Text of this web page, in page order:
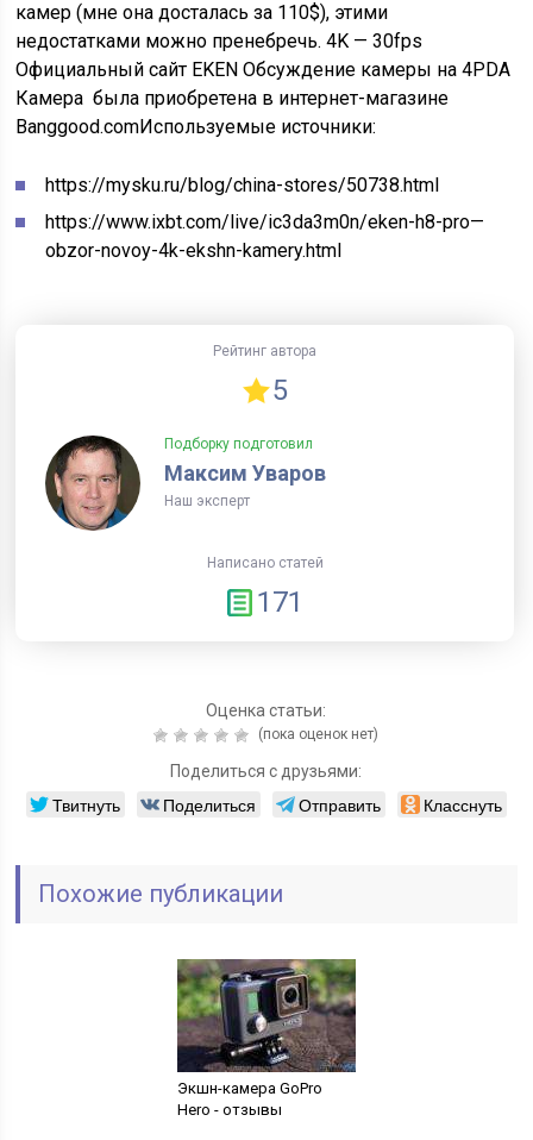
камер (мне она досталась за 110$), этими
недостатками можно пренебречь. 4K — 30fps
Официальный сайт EKEN Обсуждение камеры на 4PDA
Камера была приобретена в интернет-магазине
Banggood.comИспользуемые источники:
https://mysku.ru/blog/china-stores/50738.html
https://www.ixbt.com/live/ic3da3m0n/eken-h8-pro—
obzor-novoy-4k-ekshn-kamery.html
Рейтинг автора
5
Подборку подготовил
Максим Уваров
Наш эксперт
Написано статей
171
Оценка статьи:
(пока оценок нет)
Поделиться с друзьями:
Твитнуть Поделиться Отправить Класснуть
Похожие публикации
Экшн-камера GoPro
Hero - отзывы